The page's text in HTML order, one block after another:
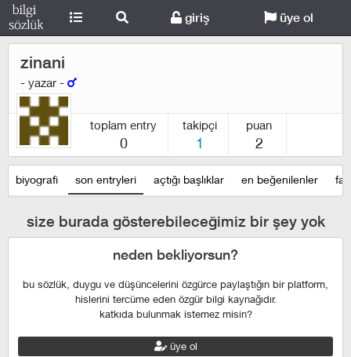
giriş üye ol
zinani
- yazar -
toplam entry
0
takipçi
1
puan
2
biyografi son entryleri açtığı başlıklar en beğenilenler
size burada gösterebileceğimiz bir şey yok
neden bekliyorsun?
bu sözlük, duygu ve düşüncelerini özgürce paylaştığın bir platform,
hislerini tercüme eden özgür bilgi kaynağıdır.
katkıda bulunmak istemez misin?
üye ol